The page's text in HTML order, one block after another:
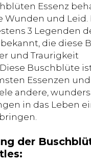
Essenz
Wunden und Leid.
3 Legenden
die diese
und Traurigkeit
Buschblüte
Essenzen
andere,
in das Leben
der